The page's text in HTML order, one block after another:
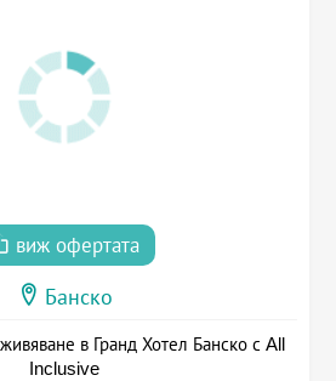
виж офертата
Банско
в Гранд Хотел Банско с All
Inclusive